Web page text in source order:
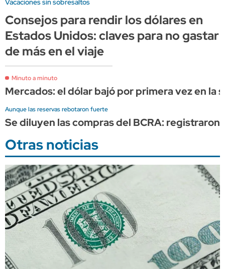
Vacaciones sin sobresaltos
Consejos para rendir los dólares en
Estados Unidos: claves para no gastar
de más en el viaje
Minuto a minuto
Mercados: el dólar bajó por primera vez en la
Aunque las reservas rebotaron fuerte
Se diluyen las compras del BCRA:
Otras noticias